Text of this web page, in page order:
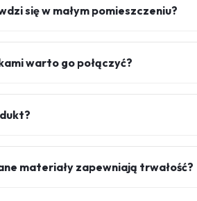
się w małym pomieszczeniu?
warto go połączyć?
materiały zapewniają trwałość?